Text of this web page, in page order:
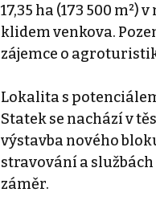
17,35 ha (173 500
klidem venkova.
zájemce o
Lokalita s
Statek se nachází v
výstavba nového
stravování a
záměr.